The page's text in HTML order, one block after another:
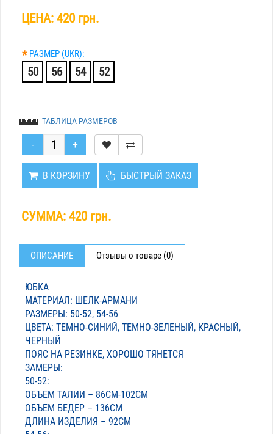
ЦЕНА: 420 грн.
* РАЗМЕР (UKR):
50 56 54 52
ТАБЛИЦА РАЗМЕРОВ
В КОРЗИНУ БЫСТРЫЙ ЗАКАЗ
СУММА: 420 грн.
ОПИСАНИЕ Отзывы о товаре (0)
ЮБКА
МАТЕРИАЛ: ШЕЛК-АРМАНИ
РАЗМЕРЫ: 50-52, 54-56
ЦВЕТА: ТЕМНО-СИНИЙ, ТЕМНО-ЗЕЛЕНЫЙ, КРАСНЫЙ,
ЧЕРНЫЙ
ПОЯС НА РЕЗИНКЕ, ХОРОШО ТЯНЕТСЯ
ЗАМЕРЫ:
50-52:
ОБЪЕМ ТАЛИИ – 86СМ-102СМ
ОБЪЕМ БЕДЕР – 136СМ
ДЛИНА ИЗДЕЛИЯ – 92СМ
54-56: